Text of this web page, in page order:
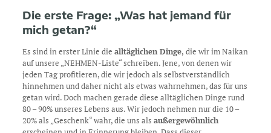
Die erste Frage: „Was hat jemand für
mich getan?“
Es sind in erster Linie die alltäglichen Dinge, die wir im Naikan
auf unsere „NEHMEN-Liste“ schreiben. Jene, von denen wir
jeden Tag profitieren, die wir jedoch als selbstverständlich
hinnehmen und daher nicht als etwas wahrnehmen, das für uns
getan wird. Doch machen gerade diese alltäglichen Dinge rund
80 – 90% unseres Lebens aus. Wir jedoch nehmen nur die 10 –
20% als „Geschenk“ wahr, die uns als außergewöhnlich